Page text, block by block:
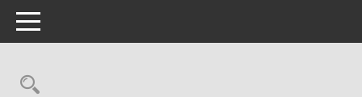
Toggle navigation